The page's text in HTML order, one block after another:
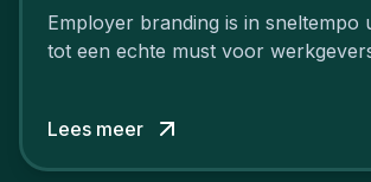
Employer branding is in sneltempo
tot een echte must voor
Lees meer